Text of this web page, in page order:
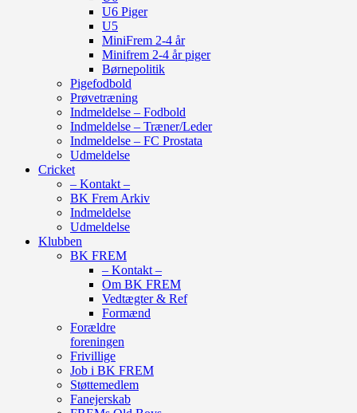
U6 Piger
U5
MiniFrem 2-4 år
Minifrem 2-4 år piger
Børnepolitik
Pigefodbold
Prøvetræning
Indmeldelse – Fodbold
Indmeldelse – Træner/Leder
Indmeldelse – FC Prostata
Udmeldelse
Cricket
– Kontakt –
BK Frem Arkiv
Indmeldelse
Udmeldelse
Klubben
BK FREM
– Kontakt –
Om BK FREM
Vedtægter & Ref
Formænd
Forældre
foreningen
Frivillige
Job i BK FREM
Støttemedlem
Fanejerskab